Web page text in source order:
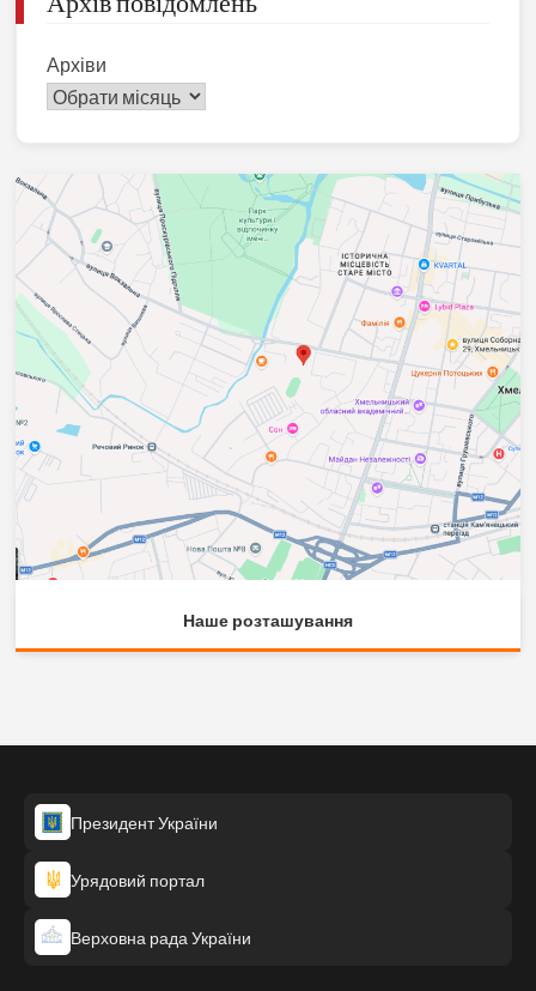
Архіви
Наше розташування
Президент України
Урядовий портал
Верховна рада України